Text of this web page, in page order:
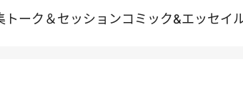
トーク＆セッションコミック&エッセイ